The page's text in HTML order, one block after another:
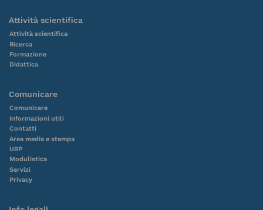
Attività scientifica
Attività scientifica
Ricerca
Formazione
Didattica
Comunicare
Comunicare
Informazioni utili
Contatti
Area media e stampa
URP
Modulistica
Servizi
Privacy